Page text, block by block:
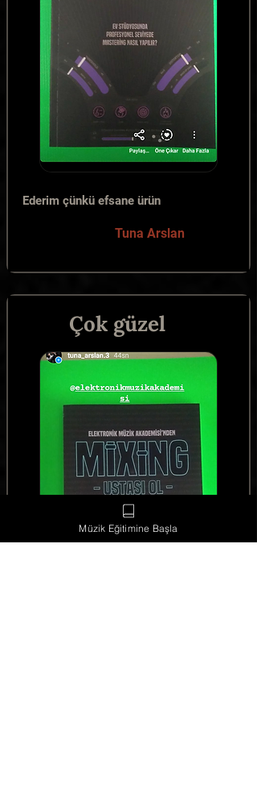
Ederim çünkü efsane ürün
Tuna Arslan
Çok güzel
Müzik Eğitimine Başla